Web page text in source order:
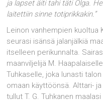
ja lapset äiti tahi täti Olga.
laitettiin sinne totiprikkakin.”
Leinon vanhempien kuoltua
seurasi isänsä jalanjälkiä
itselleen perikunnalta.
maanviljelijä M.
Tuhkaselle, joka lunasti
omaan käyttöönsä. Alttari-
tullut T. G. Tuhkanen